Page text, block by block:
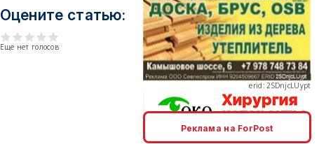
Оцените статью:
Еще нет голосов
erid: 2SDnjcLUypt
erid: 2SDnjcrDNw6
Реклама на ForPost